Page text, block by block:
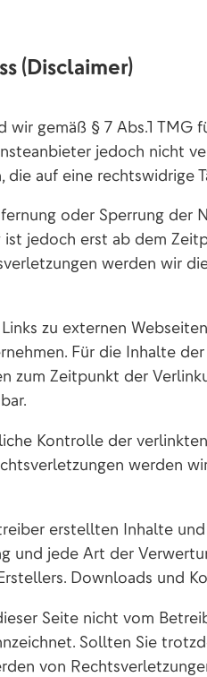
(Disclaimer)
wir gemäß § 7 Abs.1
jedoch nicht
die auf eine rechtswidrige
oder Sperrung der
jedoch erst ab dem
werden wir
zu externen
Für die Inhalte
zum Zeitpunkt der
Kontrolle der
werden
erstellten Inhalte
und jede Art der
Downloads und
Seite nicht vom
Sollten Sie
von